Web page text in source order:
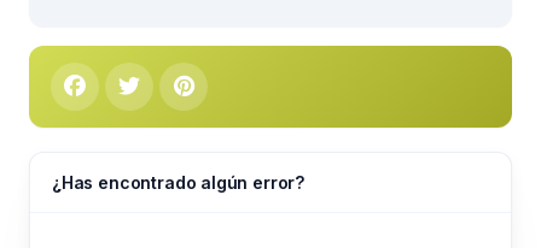
¿Has encontrado algún error?